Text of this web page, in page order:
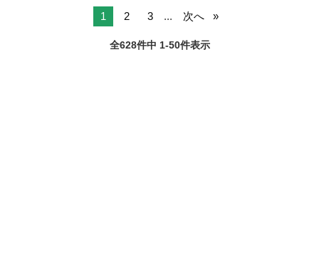
1 2 3 ... 次へ
全628件中 1-50件表示